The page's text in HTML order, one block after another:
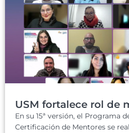
USM fortalece rol de
En su 15ª versión, el Programa
Certificación de Mentores se